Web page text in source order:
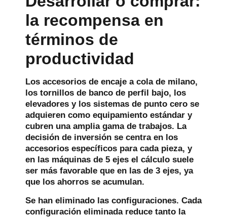
la recompensa en
términos de
productividad
Los accesorios de encaje a cola de milano,
los tornillos de banco de perfil bajo, los
elevadores y los sistemas de punto cero se
adquieren como equipamiento estándar y
cubren una amplia gama de trabajos. La
decisión de inversión se centra en los
accesorios específicos para cada pieza, y
en las máquinas de 5 ejes el cálculo suele
ser más favorable que en las de 3 ejes, ya
que los ahorros se acumulan.
Se han eliminado las configuraciones. Cada
configuración eliminada reduce tanto la